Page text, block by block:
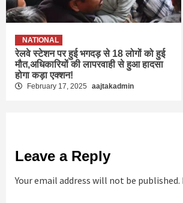
NATIONAL
रेलवे स्टेशन पर हुई भगदड़ से 18 लोगों को हुई
मौत,अधिकारियों की लापरवाही से हुआ हादसा
होगा कड़ा एक्शन!
February 17, 2025 aajtakadmin
Leave a Reply
Your email address will not be published.